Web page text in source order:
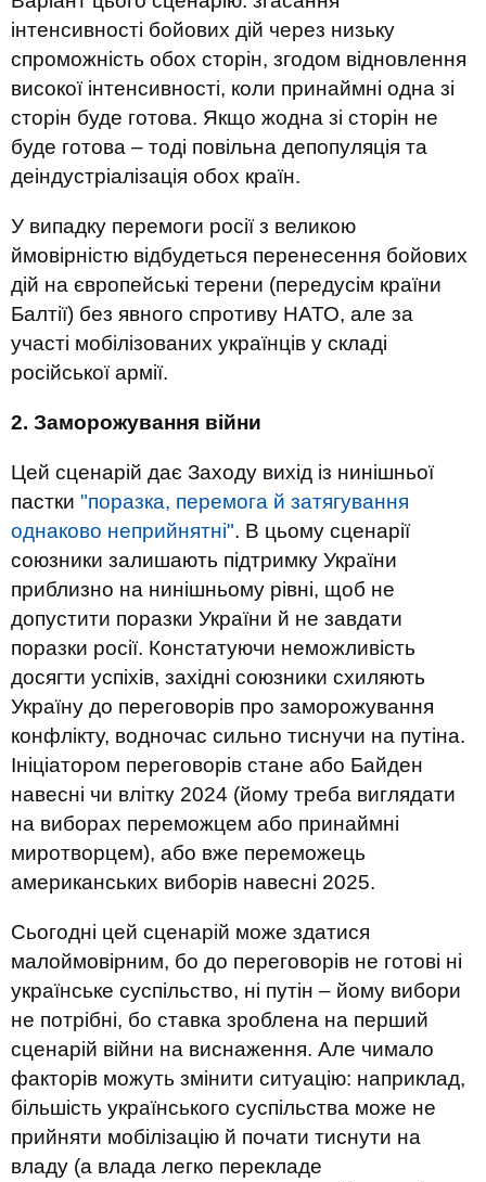
інтенсивності бойових дій через низьку
спроможність обох сторін, згодом відновлення
високої інтенсивності, коли принаймні одна зі
сторін буде готова. Якщо жодна зі сторін не
буде готова – тоді повільна депопуляція та
деіндустріалізація обох країн.
У випадку перемоги росії з великою
ймовірністю відбудеться перенесення бойових
дій на європейські терени (передусім країни
Балтії) без явного спротиву НАТО, але за
участі мобілізованих українців у складі
російської армії.
2. Заморожування війни
Цей сценарій дає Заходу вихід із нинішньої
пастки "поразка, перемога й затягування
однаково неприйнятні". В цьому сценарії
союзники залишають підтримку України
приблизно на нинішньому рівні, щоб не
допустити поразки України й не завдати
поразки росії. Констатуючи неможливість
досягти успіхів, західні союзники схиляють
Україну до переговорів про заморожування
конфлікту, водночас сильно тиснучи на путіна.
Ініціатором переговорів стане або Байден
навесні чи влітку 2024 (йому треба виглядати
на виборах переможцем або принаймні
миротворцем), або вже переможець
американських виборів навесні 2025.
Сьогодні цей сценарій може здатися
малоймовірним, бо до переговорів не готові ні
українське суспільство, ні путін – йому вибори
не потрібні, бо ставка зроблена на перший
сценарій війни на виснаження. Але чимало
факторів можуть змінити ситуацію: наприклад,
більшість українського суспільства може не
прийняти мобілізацію й почати тиснути на
владу (а влада легко перекладе